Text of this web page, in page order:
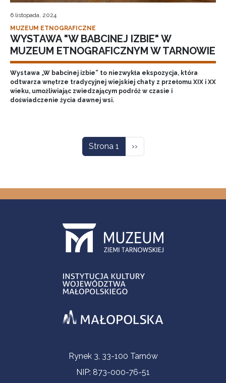
6 listopada, 2024
MUZEUM ETNOGRAFICZNE
WYSTAWA "W BABCINEJ IZBIE" W
MUZEUM ETNOGRAFICZNYM W TARNOWIE
Wystawa „W babcinej izbie” to niezwykła ekspozycja, która
odtwarza wnętrze tradycyjnej wiejskiej chaty z przełomu XIX i XX
wieku, umożliwiając zwiedzającym podróż w czasie i
doświadczenie życia dawnej wsi.
Strona 1 Następna strona
››
Informacje kontaktoweRynek 3, 33-100 Tarnów
NIP: 873-000-76-51